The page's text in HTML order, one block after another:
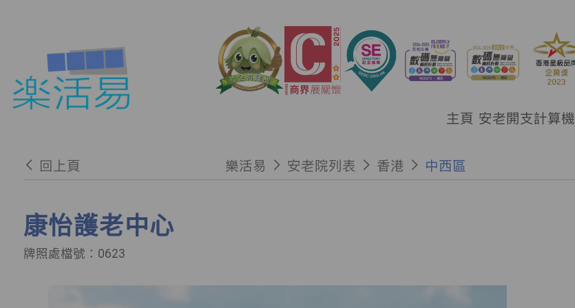
主頁 安老開支計算機
回上頁 樂活易 安老院列表 香港 中西區
康怡護老中心
牌照處檔號：0623